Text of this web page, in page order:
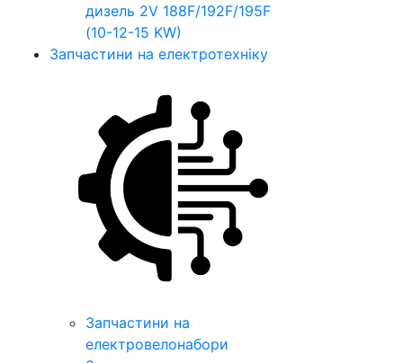
дизель 2V 188F/192F/195F
(10-12-15 KW)
Запчастини на електротехніку
Запчастини на
електровелонабори